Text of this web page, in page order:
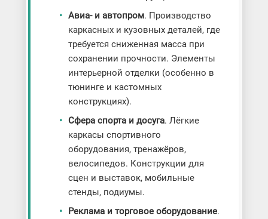
Авиа- и автопром. Производство
каркасных и кузовных деталей, где
требуется сниженная масса при
сохранении прочности. Элементы
интерьерной отделки (особенно в
тюнинге и кастомных
конструкциях).
Сфера спорта и досуга. Лёгкие
каркасы спортивного
оборудования, тренажёров,
велосипедов. Конструкции для
сцен и выставок, мобильные
стенды, подиумы.
Реклама и торговое оборудование.